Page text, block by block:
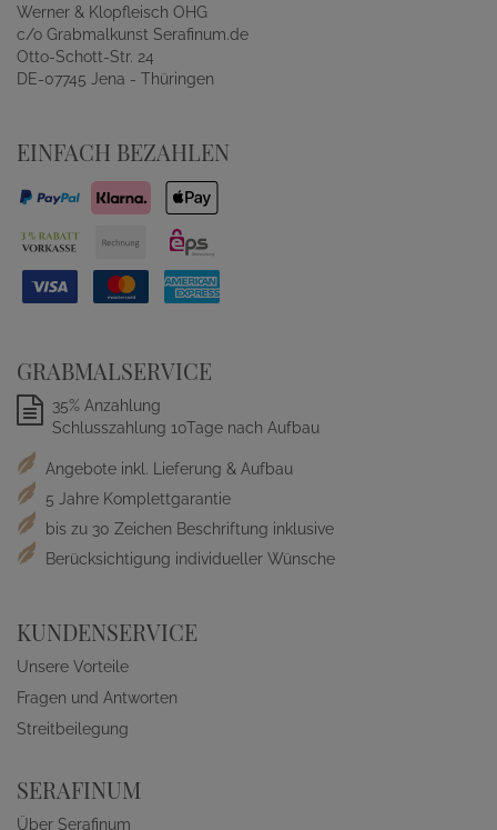
Werner & Klopfleisch OHG
c/o Grabmalkunst Serafinum.de
Otto-Schott-Str. 24
DE-07745 Jena - Thüringen
EINFACH BEZAHLEN
GRABMALSERVICE
35% Anzahlung
Schlusszahlung 10Tage nach Aufbau
Angebote inkl. Lieferung & Aufbau
5 Jahre Komplettgarantie
bis zu 30 Zeichen Beschriftung inklusive
Berücksichtigung individueller Wünsche
KUNDENSERVICE
Unsere Vorteile
Fragen und Antworten
Streitbeilegung
SERAFINUM
Über Serafinum